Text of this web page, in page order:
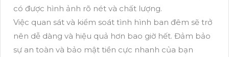
có được hình ảnh rõ nét và chất lượng.
Việc quan sát và kiểm soát tình hình ban đêm sẽ trở
nên dễ dàng và hiệu quả hơn bao giờ hết. Đảm bảo
sự an toàn và bảo mật tiền cực nhanh của bạn